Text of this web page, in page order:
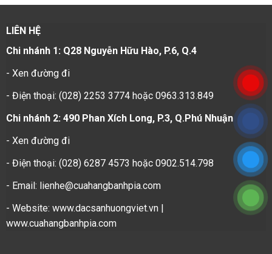
LIÊN HỆ
Chi nhánh 1: Q28 Nguyễn Hữu Hào, P.6, Q.4
- Xen đường đi
- Điện thoại: (028) 2253 3774 hoặc 0963.313.849
Chi nhánh 2: 490 Phan Xích Long, P.3, Q.Phú Nhuận
- Xen đường đi
- Điện thoại: (028) 6287 4573 hoặc 0902.514.798
- Email: lienhe@cuahangbanhpia.com
- Website: www.dacsanhuongviet.vn |
www.cuahangbanhpia.com